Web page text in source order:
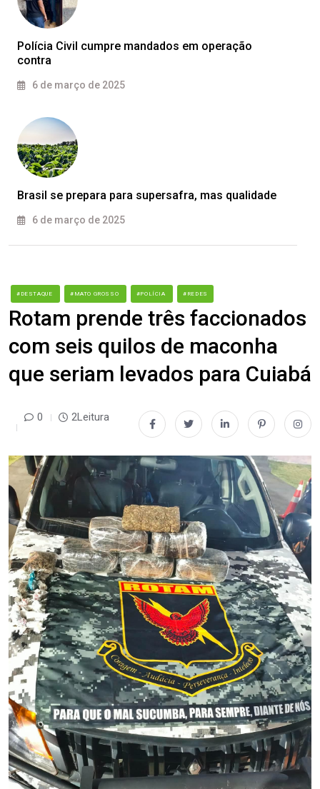
Polícia Civil cumpre mandados em operação
contra
6 de março de 2025
Brasil se prepara para supersafra, mas qualidade
6 de março de 2025
#DESTAQUE #MATO GROSSO #POLÍCIA #REDES
Rotam prende três faccionados
com seis quilos de maconha
que seriam levados para Cuiabá
0 2Leitura